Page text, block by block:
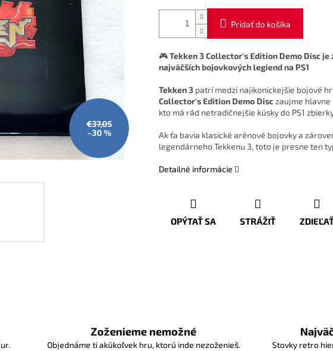
€37,05
–30 %
Pridať do košíka
🎮Tekken 3 Collector's Edition Demo Disc
najväčších bojovkových legiend na PS1
Tekken 3 patrí medzi najikonickejšie bojové
Collector's Edition Demo Disczaujme hlavne
kto má rád netradičnejšie kúsky do PS1
Ak ťa bavia klasické arénové bojovky a
legendárneho Tekkenu 3, toto je presne ten
Detailné informácie
OPÝTAŤ SA STRÁŽIŤ
Zoženieme nemožné
Objednáme ti akúkoľvek hru, ktorú inde nezoženieš. Stovky retro